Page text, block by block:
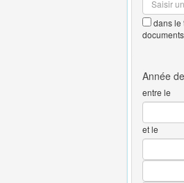
dans le
documents
entre le
et le